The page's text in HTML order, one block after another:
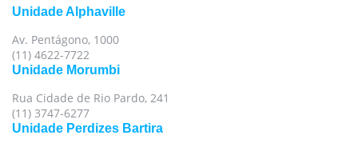
Unidade Alphaville
Av. Pentágono, 1000
(11) 4622-7722
Unidade Morumbi
Rua Cidade de Rio Pardo, 241
(11) 3747-6277
Unidade Perdizes Bartira